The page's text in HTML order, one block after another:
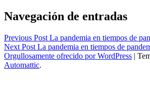
Navegación de entradas
Previous Post La pandemia en tiempos de
Next Post La pandemia en tiempos de
Orgullosamente ofrecido por WordPress |
Automattic.